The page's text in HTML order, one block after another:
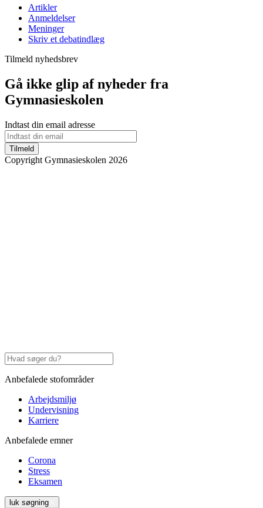
Artikler
Anmeldelser
Meninger
Skriv et debatindlæg
Tilmeld nyhedsbrev
Gå ikke glip af nyheder fra
Gymnasieskolen
Indtast din email adresse
Tilmeld
Copyright Gymnasieskolen 2026
Anbefalede stofområder
Arbejdsmiljø
Undervisning
Karriere
Anbefalede emner
Corona
Stress
Eksamen
luk søgning